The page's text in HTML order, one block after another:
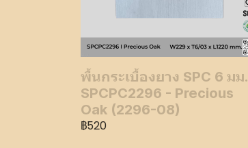
พื้นกระเบื้องยาง SPC 6 มม.
SPCPC2296 - Precious
Oak (2296-08)
฿520